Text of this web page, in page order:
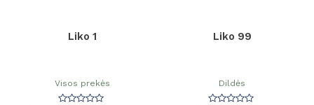
Liko 1
Visos prekės
Liko 99
Dildės